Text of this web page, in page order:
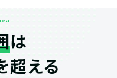
は
超える